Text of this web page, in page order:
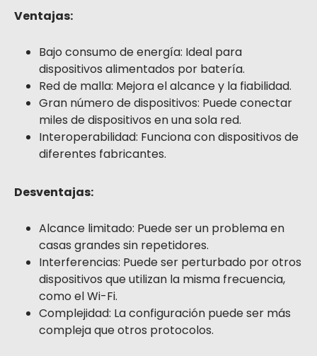
Ventajas:
Bajo consumo de energía: Ideal para
dispositivos alimentados por batería.
Red de malla: Mejora el alcance y la fiabilidad.
Gran número de dispositivos: Puede conectar
miles de dispositivos en una sola red.
Interoperabilidad: Funciona con dispositivos de
diferentes fabricantes.
Desventajas:
Alcance limitado: Puede ser un problema en
casas grandes sin repetidores.
Interferencias: Puede ser perturbado por otros
dispositivos que utilizan la misma frecuencia,
como el Wi-Fi.
Complejidad: La configuración puede ser más
compleja que otros protocolos.